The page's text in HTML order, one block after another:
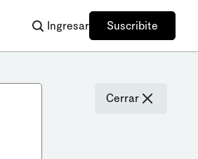
Ingresar Suscribite
Cerrar